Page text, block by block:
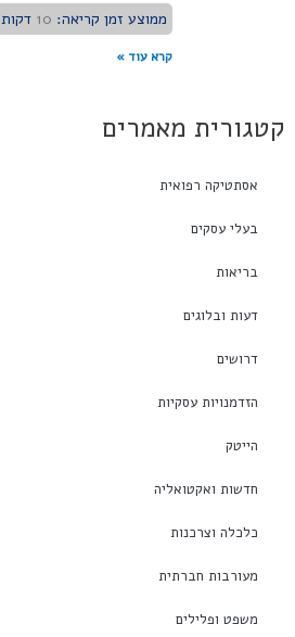
ממוצע זמן קריאה: 10 דקות
קרא עוד »
קטגורית מאמרים
אסתטיקה רפואית
בעלי עסקים
בריאות
דעות ובלוגים
דרושים
הזדמנויות עסקיות
הייטק
חדשות ואקטואליה
כלכלה וצרכנות
מעורבות חברתית
משפט ופלילים